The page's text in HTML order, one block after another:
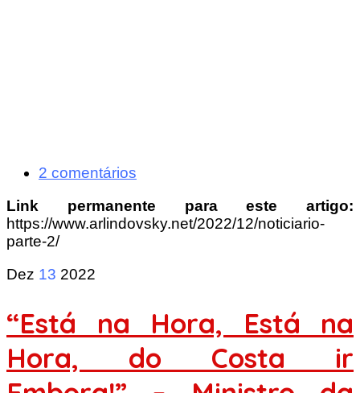
2 comentários
Link permanente para este artigo:
https://www.arlindovsky.net/2022/12/noticiario-
parte-2/
Dez 13 2022
“Está na Hora, Está na
Hora, do Costa ir